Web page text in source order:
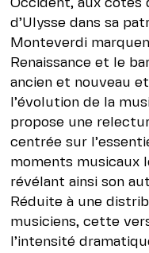
Occident, aux côtés
d’Ulysse dans sa
Monteverdi
Renaissance et le
ancien et nouveau
l’évolution de la
propose une
centrée sur
moments musicaux
révélant ainsi son
Réduite à une
musiciens, cette
l’intensité